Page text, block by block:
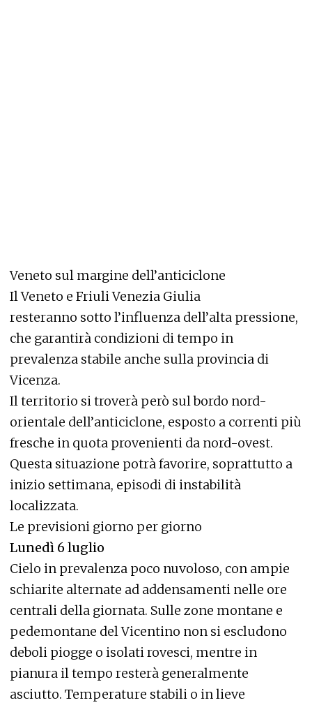
Veneto sul margine dell’anticiclone
Il Veneto e Friuli Venezia Giulia
resteranno sotto l’influenza dell’alta pressione,
che garantirà condizioni di tempo in
prevalenza stabile anche sulla provincia di
Vicenza.
Il territorio si troverà però sul bordo nord-
orientale dell’anticiclone, esposto a correnti più
fresche in quota provenienti da nord-ovest.
Questa situazione potrà favorire, soprattutto a
inizio settimana, episodi di instabilità
localizzata.
Le previsioni giorno per giorno
Lunedì 6 luglio
Cielo in prevalenza poco nuvoloso, con ampie
schiarite alternate ad addensamenti nelle ore
centrali della giornata. Sulle zone montane e
pedemontane del Vicentino non si escludono
deboli piogge o isolati rovesci, mentre in
pianura il tempo resterà generalmente
asciutto. Temperature stabili o in lieve